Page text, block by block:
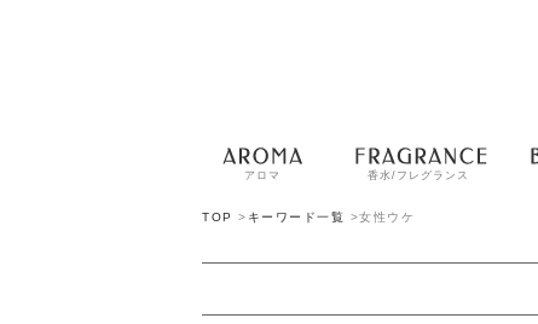
アロマ 香水/フレグランス
TOP > キーワード一覧 >女性ウケ